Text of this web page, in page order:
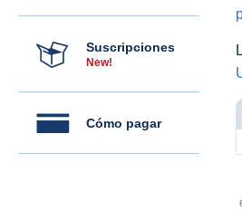
Suscripciones
New!
Cómo pagar